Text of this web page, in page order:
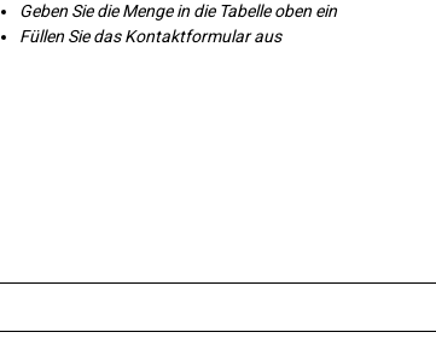
Geben Sie die Menge in die Tabelle oben ein
Füllen Sie das Kontaktformular aus